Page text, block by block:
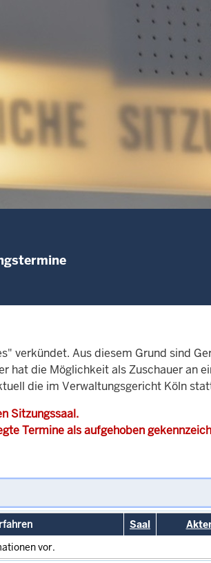
verkündet. Aus diesem Grund sind
hat die Möglichkeit als Zuschauer an
die im Verwaltungsgericht Köln
Sitzungssaal.
Termine als aufgehoben
Saal
vor.